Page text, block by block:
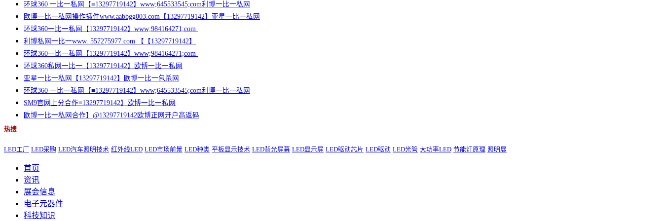
环球360 一比一私网【≡13297719142】www;645533545;com利博一比一私网
欧博一比一私网操作插件www.aabbgg003.com【13297719142】亚星一比一私网
环球360一比一私网【13297719142】www;984164271;com
利博私网一比一www. 557275977.com 【【13297719142】
环球360一比一私网【13297719142】www;984164271;com
环球360私网一比一【13297719142】欧博一比一私网
亚星一比一私网【13297719142】欧博一比一包杀网
环球360 一比一私网【≡13297719142】www;645533545;com利博一比一私网
SM9官网上分合作≡13297719142】欧博一比一私网
欧博一比一私网合作】@13297719142欧博正网开户高返码
热搜
LED工厂 LED采购 LED汽车照明技术 红外线LED LED市场前景 LED种类 平板显示技术 LED背光屏幕 LED显示屏 LED驱动芯片 LED驱动 LED光管 大功率LED 节能灯原理 照明展
首页
资讯
展会信息
电子元器件
科技知识